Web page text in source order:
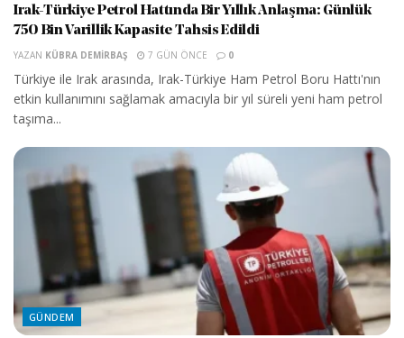
Irak-Türkiye Petrol Hattında Bir Yıllık Anlaşma: Günlük
750 Bin Varillik Kapasite Tahsis Edildi
YAZAN KÜBRA DEMIRBAŞ 7 GÜN ÖNCE 0
Türkiye ile Irak arasında, Irak-Türkiye Ham Petrol Boru Hattı'nın
etkin kullanımını sağlamak amacıyla bir yıl süreli yeni ham petrol
taşıma...
GÜNDEM